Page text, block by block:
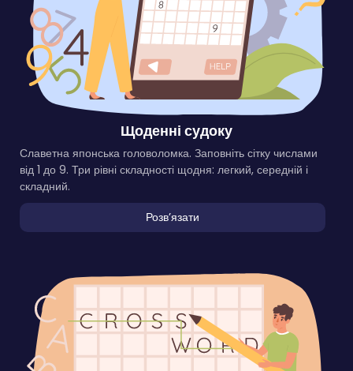
Щоденні судоку
Славетна японська головоломка. Заповніть сітку числами
від 1 до 9. Три рівні складності щодня: легкий, середній і
складний.
Розвʼязати